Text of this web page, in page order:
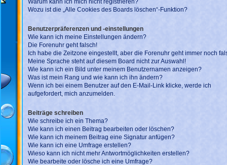
Wozu ist die „Alle Cookies des Boards löschen“-Funktion?
Benutzerpräferenzen und -einstellungen
Wie kann ich meine Einstellungen ändern?
Die Forenuhr geht falsch!
Ich habe die Zeitzone eingestellt, aber die Forenuhr geht immer noch
Meine Sprache steht auf diesem Board nicht zur Auswahl!
Wie kann ich ein Bild unter meinem Benutzernamen anzeigen?
Was ist mein Rang und wie kann ich ihn ändern?
Wenn ich bei einem Benutzer auf den E-Mail-Link klicke, werde ich
aufgefordert, mich anzumelden.
Beiträge schreiben
Wie schreibe ich ein Thema?
Wie kann ich einen Beitrag bearbeiten oder löschen?
Wie kann ich meinem Beitrag eine Signatur anfügen?
Wie kann ich eine Umfrage erstellen?
Wieso kann ich nicht mehr Antwortmöglichkeiten erstellen?
Wie bearbeite oder lösche ich eine Umfrage?